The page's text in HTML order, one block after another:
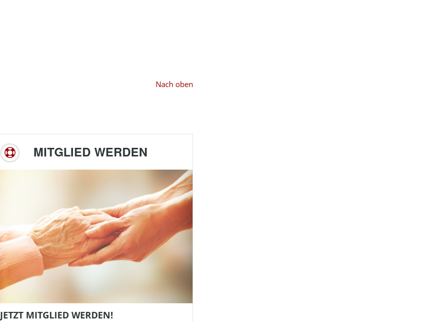
Nach oben
MITGLIED WERDEN
JETZT MITGLIED WERDEN!